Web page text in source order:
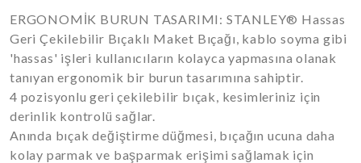
ERGONOMİK BURUN TASARIMI: STANLEY® Hassas
Geri Çekilebilir Bıçaklı Maket Bıçağı, kablo soyma gibi
'hassas' işleri kullanıcıların kolayca yapmasına olanak
tanıyan ergonomik bir burun tasarımına sahiptir.
4 pozisyonlu geri çekilebilir bıçak, kesimleriniz için
derinlik kontrolü sağlar.
Anında bıçak değiştirme düğmesi, bıçağın ucuna daha
kolay parmak ve başparmak erişimi sağlamak için